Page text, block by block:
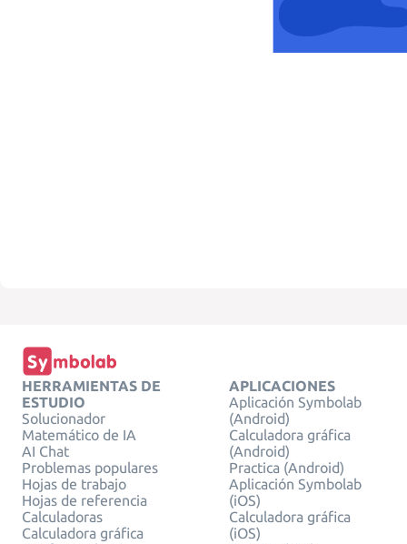
HERRAMIENTAS DE
ESTUDIO
Solucionador
Matemático de IA
AI Chat
Problemas populares
Hojas de trabajo
Hojas de referencia
Calculadoras
Calculadora gráfica
APLICACIONES
Aplicación Symbolab
(Android)
Calculadora gráfica
(Android)
Practica (Android)
Aplicación Symbolab
(iOS)
Calculadora gráfica
(iOS)